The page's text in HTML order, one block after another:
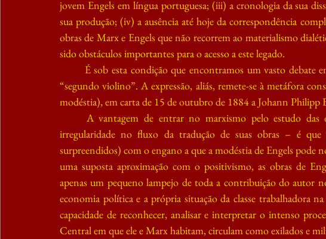
jovem Engels em língua portuguesa; (iii) a cronologia da sua
sua produção; (iv) a ausência até hoje da correspondência
obras de Marx e Engels que não recorrem ao materialismo
sido obstáculos importantes para o acesso a este legado.
É sob esta condição que encontramos um vasto debate
“segundo violino”. A expressão, aliás, remete-se à metáfora
modéstia), em carta de 15 de outubro de 1884 a Johann Philipp
A vantagem de entrar no marxismo pelo estudo
irregularidade no fluxo da tradução de suas obras – é
surpreendidos) com o engano a que a modéstia de Engels pode
uma suposta aproximação com o positivismo, as obras de
apenas um pequeno lampejo de toda a contribuição do autor
economia política e a própria situação da classe trabalhadora
capacidade de reconhecer, analisar e interpretar o intenso
Central em que ele e Marx habitam, circulam como exilados e